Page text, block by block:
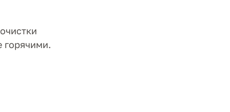
горячими.